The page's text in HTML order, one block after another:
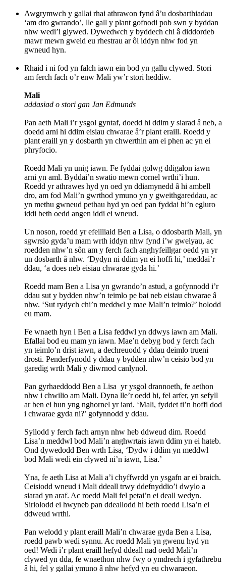
Awgrymwch y gallai rhai athrawon fynd â’u dosbarthiadau
‘am dro gwrando’, lle gall y plant gofnodi pob swn y byddan
nhw wedi’i glywed. Dywedwch y byddech chi â diddordeb
mawr mewn gweld eu rhestrau ar ôl iddyn nhw fod yn
gwneud hyn.
Rhaid i ni fod yn falch iawn ein bod yn gallu clywed. Stori
am ferch fach o’r enw Mali yw’r stori heddiw.
Mali
addasiad o stori gan Jan Edmunds
Pan aeth Mali i’r ysgol gyntaf, doedd hi ddim y siarad â neb, a
doedd arni hi ddim eisiau chwarae â’r plant eraill. Roedd y
plant eraill yn y dosbarth yn chwerthin am ei phen ac yn ei
phryfocio.
Roedd Mali yn unig iawn. Fe fyddai golwg ddigalon iawn
arni yn aml. Byddai’n swatio mewn cornel wrthi’i hun.
Roedd yr athrawes hyd yn oed yn ddiamynedd â hi ambell
dro, am fod Mali’n gwrthod ymuno yn y gweithgareddau, ac
yn methu gwneud pethau hyd yn oed pan fyddai hi’n egluro
iddi beth oedd angen iddi ei wneud.
Un noson, roedd yr efeilliaid Ben a Lisa, o ddosbarth Mali, yn
sgwrsio gyda’u mam wrth iddyn nhw fynd i’w gwelyau, ac
roedden nhw’n sôn am y ferch fach anghyfeillgar oedd yn yr
un dosbarth â nhw. ‘Dydyn ni ddim yn ei hoffi hi,’ meddai’r
ddau, ‘a does neb eisiau chwarae gyda hi.’
Roedd mam Ben a Lisa yn gwrando’n astud, a gofynnodd i’r
ddau sut y bydden nhw’n teimlo pe bai neb eisiau chwarae â
nhw. ‘Sut rydych chi’n meddwl y mae Mali’n teimlo?’ holodd
eu mam.
Fe wnaeth hyn i Ben a Lisa feddwl yn ddwys iawn am Mali.
Efallai bod eu mam yn iawn. Mae’n debyg bod y ferch fach
yn teimlo’n drist iawn, a dechreuodd y ddau deimlo trueni
drosti. Penderfynodd y ddau y bydden nhw’n ceisio bod yn
garedig wrth Mali y diwrnod canlynol.
Pan gyrhaeddodd Ben a Lisa yr ysgol drannoeth, fe aethon
nhw i chwilio am Mali. Dyna lle’r oedd hi, fel arfer, yn sefyll
ar ben ei hun yng nghornel yr iard. ‘Mali, fyddet ti’n hoffi dod
i chwarae gyda ni?’ gofynnodd y ddau.
Syllodd y ferch fach arnyn nhw heb ddweud dim. Roedd
Lisa’n meddwl bod Mali’n anghwrtais iawn ddim yn ei hateb.
Ond dywedodd Ben wrth Lisa, ‘Dydw i ddim yn meddwl
bod Mali wedi ein clywed ni’n iawn, Lisa.’
Yna, fe aeth Lisa at Mali a’i chyffwrdd yn ysgafn ar ei braich.
Ceisiodd wneud i Mali ddeall trwy ddefnyddio’i dwylo a
siarad yn araf. Ac roedd Mali fel petai’n ei deall wedyn.
Siriolodd ei hwyneb pan ddeallodd hi beth roedd Lisa’n ei
ddweud wrthi.
Pan welodd y plant eraill Mali’n chwarae gyda Ben a Lisa,
roedd pawb wedi synnu. Ac roedd Mali yn gwenu hyd yn
oed! Wedi i’r plant eraill hefyd ddeall nad oedd Mali’n
clywed yn dda, fe wnaethon nhw fwy o ymdrech i gyfathrebu
â hi, fel y gallai ymuno â nhw hefyd yn eu chwaraeon.